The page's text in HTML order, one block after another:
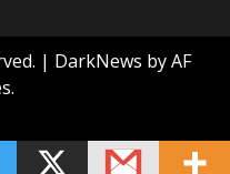
| DarkNews by AF